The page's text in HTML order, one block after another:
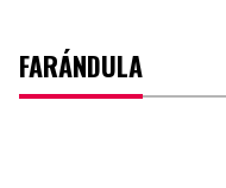
FARÁNDULA